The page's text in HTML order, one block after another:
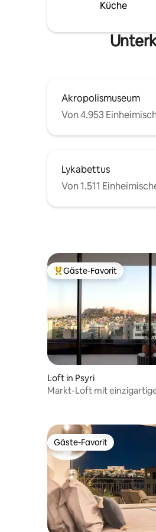
Küche
Akropolismuseum
Von 4.953
Lykabettus
Von 1.511
Beliebter Gäste-Favorit.
Gäste-Favorit
Loft in Psyri
Markt-Loft mit
Gäste-Favorit
Gäste-Favorit